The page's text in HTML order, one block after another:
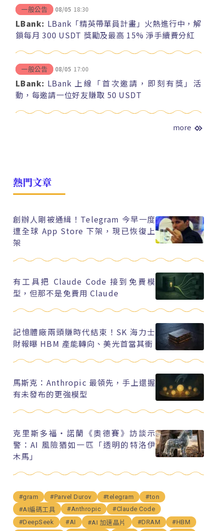
一般公告 08/05 18:30
LBank: LBank「精英帶單員計畫」火熱進行中，解
鎖每月 300 USDT 獎勵及最高 15% 淨手續費分紅
一般公告 08/05 17:00
LBank: LBank 上線「首次邀請，即刻有獎」活
動，每邀請一位好友賺取 50 USDT
more
熱門文章
創辦人剛被通緝！Telegram 今早一度
遭全球 App Store 下架，現已恢復上
架
有工具把 Claude Code 接到免費模
型，但那不是免費用 Claude
記憶體廠兩頭賺時代結束！SK 海力士
財報曝 HBM 產能轉向、美光首當其衝
馬斯克：Anthropic 最領先，手上還握
有未發布的更強模型
克里斯多福・諾蘭《奧德賽》訪談示
警：AI 風險猶如一匹「透明的特洛伊
木馬」
#gram #Parvel Durov #telegram
#ton
#AI編碼工具
#Anthropic
#Claude Code
#DeepSeek
#AI #AI 加速晶片 #DRAM
#HBM